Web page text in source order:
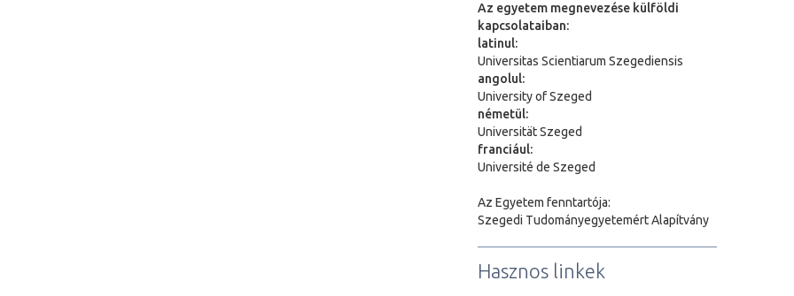
Az egyetem megnevezése külföldi
kapcsolataiban:
latinul:
Universitas Scientiarum Szegediensis
angolul:
University of Szeged
németül:
Universität Szeged
franciául:
Université de Szeged
Az Egyetem fenntartója:
Szegedi Tudományegyetemért Alapítvány
Hasznos linkek